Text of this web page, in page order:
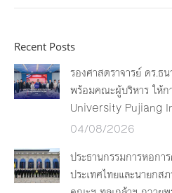
Recent Posts
รองศาสตราจารย์ ดร.ธ
พร้อมคณะผู้บริหาร ให้
University Pujiang
04/08/2026
ประธานกรรมการหอกา
ประเทศไทยและนายกส